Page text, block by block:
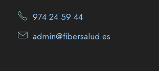
974 24 59 44
admin@fibersalud.es